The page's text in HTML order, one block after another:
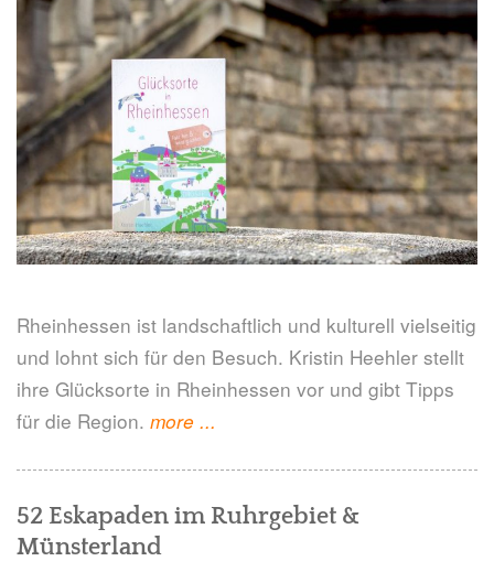
Rheinhessen ist landschaftlich und kulturell vielseitig
und lohnt sich für den Besuch. Kristin Heehler stellt
ihre Glücksorte in Rheinhessen vor und gibt Tipps
für die Region. more "Glücksorte
-
...
52 Eskapaden im Ruhrgebiet &
Münsterland